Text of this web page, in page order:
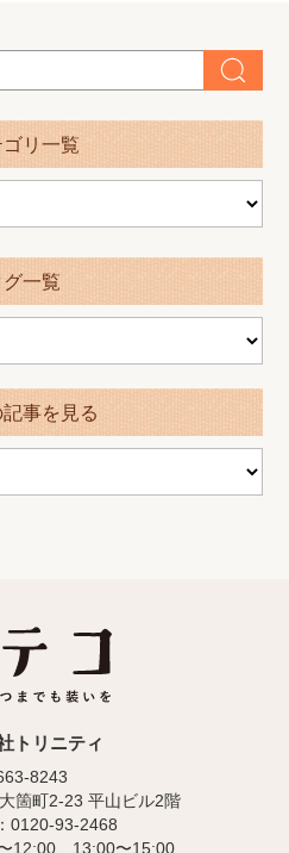
ゴリ一覧
グ一覧
事を見る
トリニティ
8243
箇町2-23 平山ビル2階
0120-93-2468
12:00、13:00〜15:00